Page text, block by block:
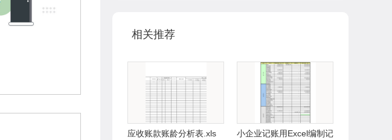
相关推荐
应收账款账龄分析表.xls
小企业记账用Excel编制记